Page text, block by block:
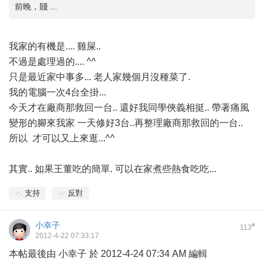
前晚，賤 ...
我家的有機是.... 雞屎..
不過是處理過的.... ^^
只是最近家中事多... 老人家幾個月沒種菜了.
我的電腦一次4台全掛...
今天才在廠商那救回一台.. 還好我同學俠義相挺.. 帶著痛風
變形的腳來我家 一天修好3台..再整理廠商那救回的一台..
所以 才可以又上來逛...^^
其實.. 如果王董吃的簡單. 可以在家煮些熱食吃吃...
支持 反對
113#
小幸子
2012-4-22 07:33:17
本帖最後由 小幸子 於 2012-4-24 07:34 AM 編輯